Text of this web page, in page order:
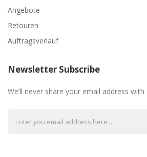
Angebote
Retouren
Auftragsverlauf
Newsletter Subscribe
We’ll never share your email address